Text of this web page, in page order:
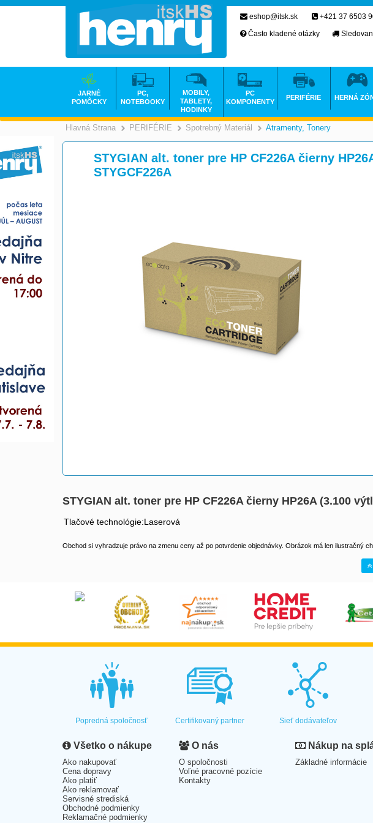
Hlavná Strana >
PERIFÉRIE >
Spotrebný Materiál >
Atramenty, Tonery
STYGIAN alt. toner pre HP CF226A čierny
STYGCF226A
STYGIAN alt. toner pre HP CF226A čierny HP26A (3.100
Tlačové technológie:Laserová
Obchod si vyhradzuje právo na zmenu ceny až po potvrdenie objednávky. Obrázok má len ilustračný
eshop@itsk.sk +421 37 6503
Často kladené otázky
JARNÉ
POMÔCKY
PC,
NOTEBOOKY
MOBILY,
TABLETY,
HODINKY
PC
KOMPONENTY
PERIFÉRIE HERNÁ
Popredná spoločnosť Certifikovaný partner Sieť dodávateľov
Všetko o nákupe
Ako nakupovať
Cena dopravy
Ako platiť
Ako reklamovať
Servisné strediská
Obchodné podmienky
Reklamačné podmienky
O nás
O spoločnosti
Voľné pracovné pozície
Kontakty
Nákup na
Základné informácie